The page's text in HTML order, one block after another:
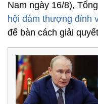
Nam ngày 16/8),
hội đàm thượng đỉnh
để bàn cách giải